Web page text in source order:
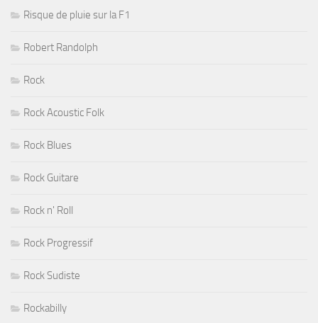
Risque de pluie sur la F1
Robert Randolph
Rock
Rock Acoustic Folk
Rock Blues
Rock Guitare
Rock n' Roll
Rock Progressif
Rock Sudiste
Rockabilly